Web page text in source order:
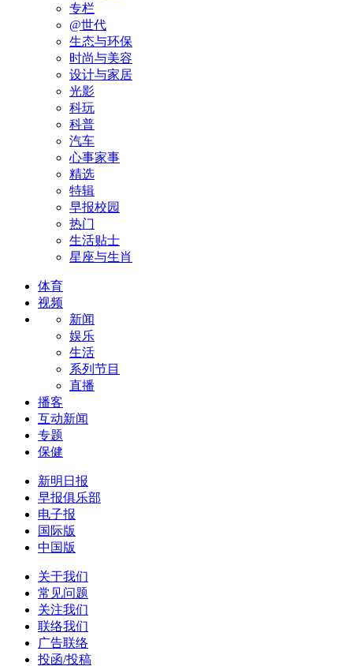
专栏
@世代
生态与环保
时尚与美容
设计与家居
光影
科玩
科普
汽车
心事家事
精选
特辑
早报校园
热门
生活贴士
星座与生肖
体育
视频
新闻
娱乐
生活
系列节目
直播
播客
互动新闻
专题
保健
新明日报
早报俱乐部
电子报
国际版
中国版
关于我们
常见问题
关注我们
联络我们
广告联络
投函/投稿